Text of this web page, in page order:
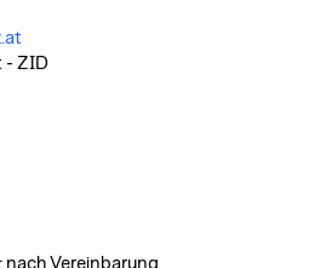
- ZID
Vereinbarung